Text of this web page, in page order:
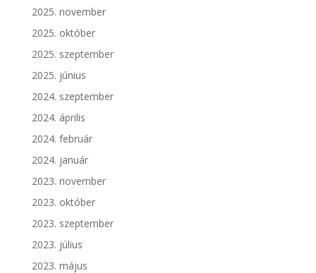
2025. november
2025. október
2025. szeptember
2025. június
2024. szeptember
2024. április
2024. február
2024. január
2023. november
2023. október
2023. szeptember
2023. július
2023. május